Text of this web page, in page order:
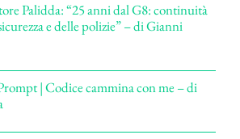
Palidda: “25 anni dal G8: continuità
e delle polizie” – di Gianni
| Codice cammina con me – di